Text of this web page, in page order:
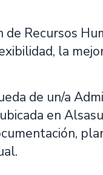
de Recursos
la
de un/a
en